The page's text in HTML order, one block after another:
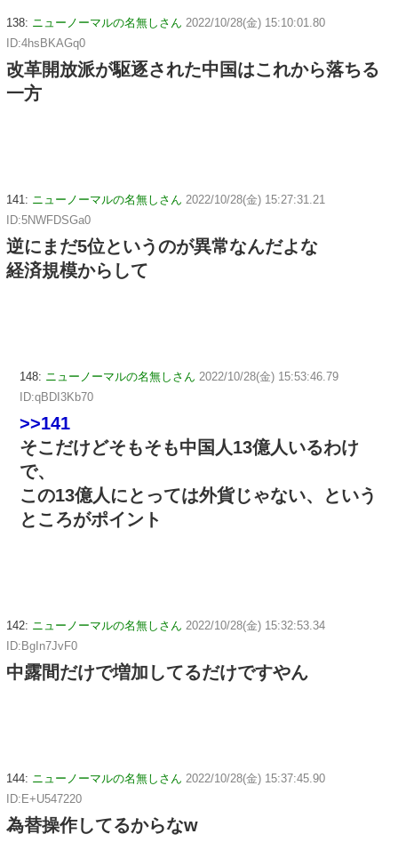
138: ニューノーマルの名無しさん 2022/10/28(金) 15:10:01.80
ID:4hsBKAGq0
改革開放派が駆逐された中国はこれから落ちる
一方
141: ニューノーマルの名無しさん 2022/10/28(金) 15:27:31.21
ID:5NWFDSGa0
逆にまだ5位というのが異常なんだよな
経済規模からして
148: ニューノーマルの名無しさん 2022/10/28(金) 15:53:46.79
ID:qBDI3Kb70
>>141
そこだけどそもそも中国人13億人いるわけ
で、
この13億人にとっては外貨じゃない、という
ところがポイント
142: ニューノーマルの名無しさん 2022/10/28(金) 15:32:53.34
ID:BgIn7JvF0
中露間だけで増加してるだけですやん
144: ニューノーマルの名無しさん 2022/10/28(金) 15:37:45.90
ID:E+U547220
為替操作してるからなw